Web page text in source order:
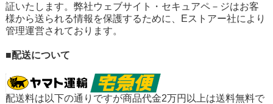
証いたします。弊社ウェブサイト・セキュアペ－ジはお客
様から送られる情報を保護するために、Eストアー社により
管理運営されております。
■配送について
配送料は以下の通りですが商品代金2万円以上は送料無料で